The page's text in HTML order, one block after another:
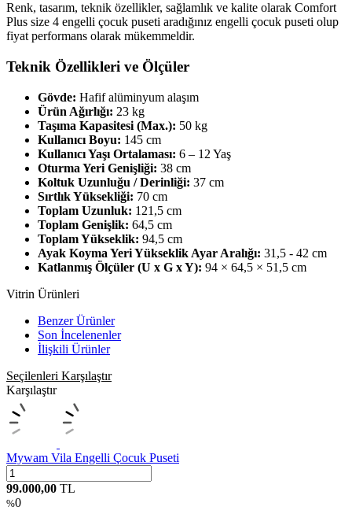
Renk, tasarım, teknik özellikler, sağlamlık ve kalite olarak Comfort
Plus size 4 engelli çocuk puseti aradığınız engelli çocuk puseti olup
fiyat performans olarak mükemmeldir.
Teknik Özellikleri ve Ölçüler
Gövde: Hafif alüminyum alaşım
Ürün Ağırlığı: 23 kg
Taşıma Kapasitesi (Max.): 50 kg
Kullanıcı Boyu: 145 cm
Kullanıcı Yaşı Ortalaması: 6 – 12 Yaş
Oturma Yeri Genişliği: 38 cm
Koltuk Uzunluğu / Derinliği: 37 cm
Sırtlık Yüksekliği: 70 cm
Toplam Uzunluk: 121,5 cm
Toplam Genişlik: 64,5 cm
Toplam Yükseklik: 94,5 cm
Ayak Koyma Yeri Yükseklik Ayar Aralığı: 31,5 - 42 cm
Katlanmış Ölçüler (U x G x Y): 94 × 64,5 × 51,5 cm
Vitrin Ürünleri
Benzer Ürünler
Son İncelenenler
İlişkili Ürünler
Seçilenleri Karşılaştır
Karşılaştır
Mywam Vila Engelli Çocuk Puseti
99.000,00 TL
%0